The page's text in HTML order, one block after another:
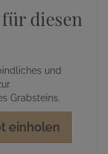
diesen
und
Grabsteins.
einholen